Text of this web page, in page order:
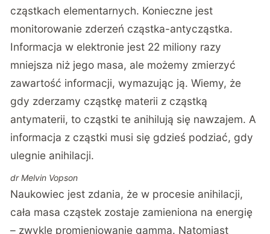
cząstkach elementarnych. Konieczne jest
monitorowanie zderzeń cząstka-antycząstka.
Informacja w elektronie jest 22 miliony razy
mniejsza niż jego masa, ale możemy zmierzyć
zawartość informacji, wymazując ją. Wiemy, że
gdy zderzamy cząstkę materii z cząstką
antymaterii, to cząstki te anihilują się nawzajem. A
informacja z cząstki musi się gdzieś podziać, gdy
ulegnie anihilacji.
dr Melvin Vopson
Naukowiec jest zdania, że w procesie anihilacji,
cała masa cząstek zostaje zamieniona na energię
– zwykle promieniowanie gamma. Natomiast